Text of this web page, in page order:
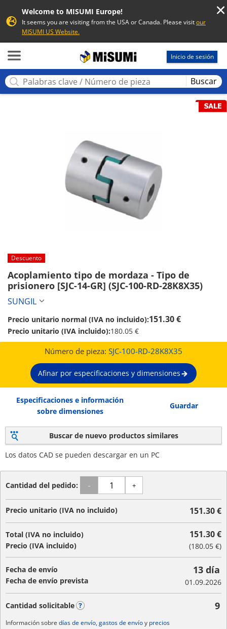
Welcome to MISUMI Europe!
It seems you are visiting from the USA or Canada. Please visitour
MISUMI US Website.
Inicio de sesión
Buscar
Descuento
Acoplamiento tipo de mordaza - Tipo de
prisionero [SJC-14-GR] (SJC-100-RD-28K8X35)
SUNGIL
Precio unitario normal (IVA no incluido):151.30 €
Precio unitario (IVA incluido):180.05 €
Número de pieza: SJC-100-RD-28K8X35
Afinar por especificaciones y dimensiones
Especificaciones e información
sobre dimensiones
Guardar
Buscar de nuevo productos similares
Los datos CAD se pueden descargar en un PC
Cantidad del pedido: - +
Precio unitario (IVA no incluido) 151.30 €
Total (IVA no incluido)
Precio (IVA incluido)
151.30 €
(180.05 €)
Fecha de envío
Fecha de envío prevista
13 día
01.09.2026
Cantidad solicitable 9
Información sobre días de envío, gastos de envíoy precios